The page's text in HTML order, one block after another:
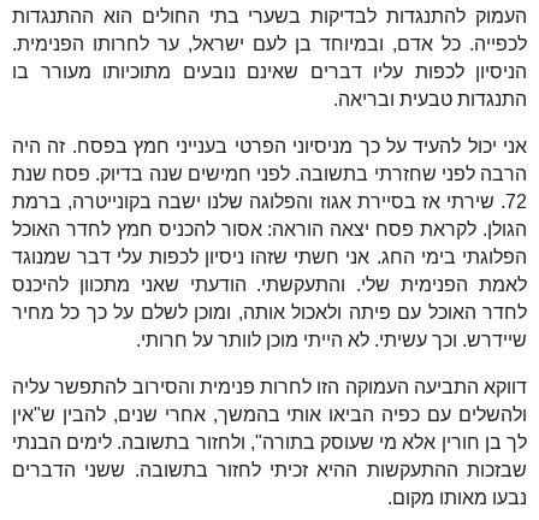
העמוק להתנגדות לבדיקות בשערי בתי החולים הוא ההתנגדות
לכפייה. כל אדם, ובמיוחד בן לעם ישראל, ער לחרותו הפנימית.
הניסיון לכפות עליו דברים שאינם נובעים מתוכיותו מעורר בו
התנגדות טבעית ובריאה.
אני יכול להעיד על כך מניסיוני הפרטי בענייני חמץ בפסח. זה היה
הרבה לפני שחזרתי בתשובה. לפני חמישים שנה בדיוק. פסח שנת
72. שירתי אז בסיירת אגוז והפלוגה שלנו ישבה בקונייטרה, ברמת
הגולן. לקראת פסח יצאה הוראה: אסור להכניס חמץ לחדר האוכל
הפלוגתי בימי החג. אני חשתי שזהו ניסיון לכפות עלי דבר שמנוגד
לאמת הפנימית שלי. והתעקשתי. הודעתי שאני מתכוון להיכנס
לחדר האוכל עם פיתה ולאכול אותה, ומוכן לשלם על כך כל מחיר
שיידרש. וכך עשיתי. לא הייתי מוכן לוותר על חרותי.
דווקא התביעה העמוקה הזו לחרות פנימית והסירוב להתפשר עליה
ולהשלים עם כפיה הביאו אותי בהמשך, אחרי שנים, להבין ש"אין
לך בן חורין אלא מי שעוסק בתורה", ולחזור בתשובה. לימים הבנתי
שבזכות ההתעקשות ההיא זכיתי לחזור בתשובה. ששני הדברים
נבעו מאותו מקום.